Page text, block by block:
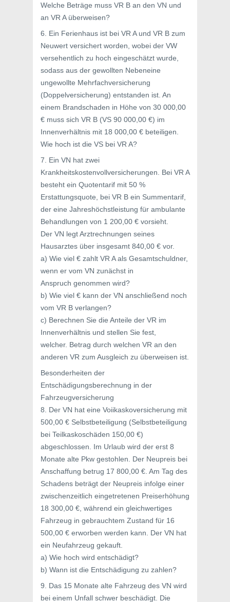
Welche Beträge muss VR B an den VN und
an VR A überweisen?
6. Ein Ferienhaus ist bei VR A und VR B zum
Neuwert versichert worden, wobei der VW
versehentlich zu hoch eingeschätzt wurde,
sodass aus der gewollten Nebeneine
ungewollte Mehrfachversicherung
(Doppelversicherung) entstanden ist. An
einem Brandschaden in Höhe von 30 000,00
€ muss sich VR B (VS 90 000,00 €) im
Innenverhältnis mit 18 000,00 € beteiligen.
Wie hoch ist die VS bei VR A?
7. Ein VN hat zwei
Krankheitskostenvollversicherungen. Bei VR A
besteht ein Quotentarif mit 50 %
Erstattungsquote, bei VR B ein Summentarif,
der eine Jahreshöchstleistung für ambulante
Behandlungen von 1 200,00 € vorsieht.
Der VN legt Arztrechnungen seines
Hausarztes über insgesamt 840,00 € vor.
a) Wie viel € zahlt VR A als Gesamtschuldner,
wenn er vom VN zunächst in
Anspruch genommen wird?
b) Wie viel € kann der VN anschließend noch
vom VR B verlangen?
c) Berechnen Sie die Anteile der VR im
Innenverhältnis und stellen Sie fest,
welcher. Betrag durch welchen VR an den
anderen VR zum Ausgleich zu überweisen ist.
Besonderheiten der
Entschädigungsberechnung in der
Fahrzeugversicherung
8. Der VN hat eine Voiikaskoversicherung mit
500,00 € Selbstbeteiligung (Selbstbeteiligung
bei Teilkaskoschäden 150,00 €)
abgeschlossen. Im Urlaub wird der erst 8
Monate alte Pkw gestohlen. Der Neupreis bei
Anschaffung betrug 17 800,00 €. Am Tag des
Schadens beträgt der Neupreis infolge einer
zwischenzeitlich eingetretenen Preiserhöhung
18 300,00 €, während ein gleichwertiges
Fahrzeug in gebrauchtem Zustand für 16
500,00 € erworben werden kann. Der VN hat
ein Neufahrzeug gekauft.
a) Wie hoch wird entschädigt?
b) Wann ist die Entschädigung zu zahlen?
9. Das 15 Monate alte Fahrzeug des VN wird
bei einem Unfall schwer beschädigt. Die